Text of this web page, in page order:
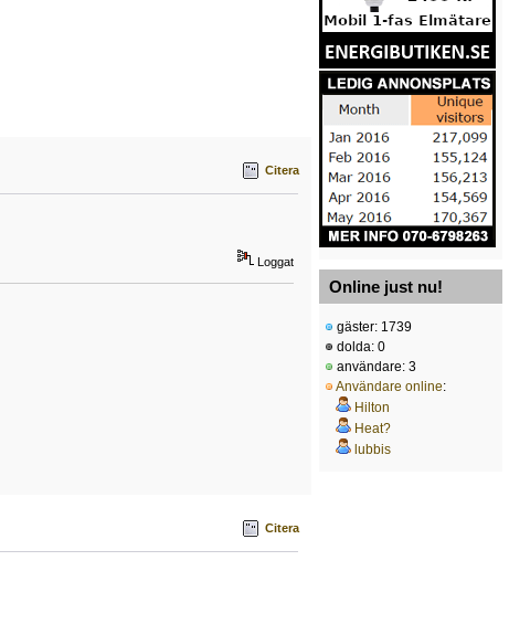
Citera
Loggat
Citera
Online just nu!
gäster: 1739
dolda: 0
användare: 3
Användare online:
Hilton
Heat?
lubbis